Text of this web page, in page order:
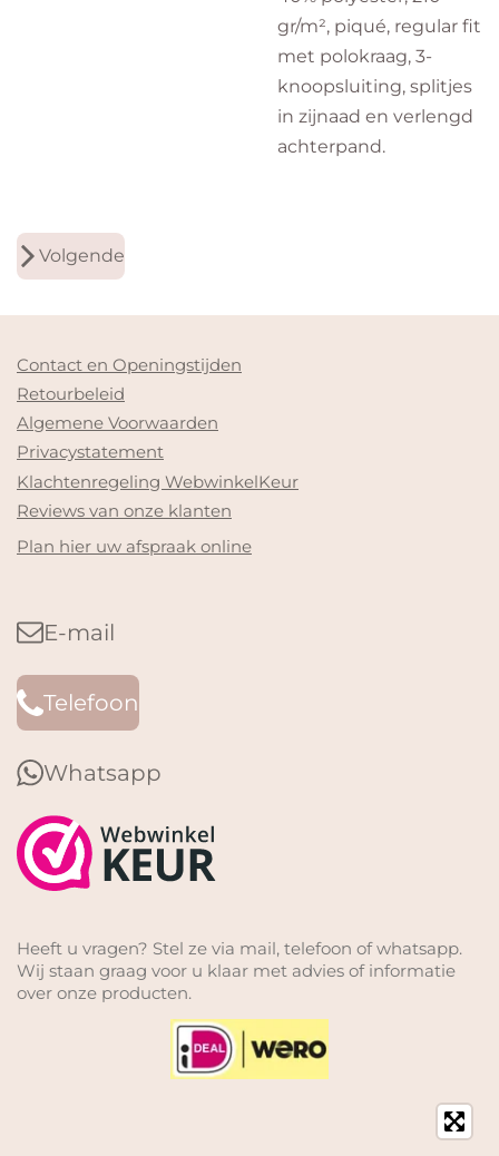
gr/m², piqué, regular fit
met polokraag, 3-
knoopsluiting, splitjes
in zijnaad en verlengd
achterpand.
Volgende
Contact en Openingstijden
Retourbeleid
Algemene Voorwaarden
Privacystatement
Klachtenregeling WebwinkelKeur
Reviews van onze klanten
Plan hier uw afspraak online
E-mail
Telefoon
Whatsapp
Heeft u vragen? Stel ze via mail, telefoon of whatsapp.
Wij staan graag voor u klaar met advies of informatie
over onze producten.